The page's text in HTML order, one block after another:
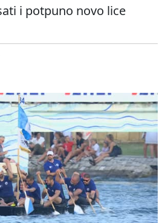
i potpuno novo lice